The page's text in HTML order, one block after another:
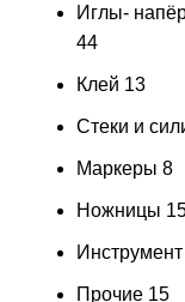
Иглы-
44
Клей 13
Стеки и
Маркеры 8
Ножницы
Прочие 15